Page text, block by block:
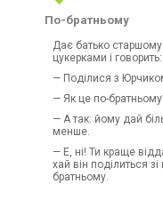
По-братньому
Дає батько старшому
цукерками і говорить:
— Поділися з
— Як це по-
— А так: йому дай
менше.
— Е, ні! Ти краще
хай він поділиться
братньому.